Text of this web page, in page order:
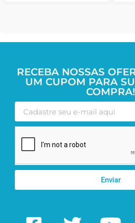
RECEBA NOSSAS
UM CUPOM PARA
COMPRA!
Enviar